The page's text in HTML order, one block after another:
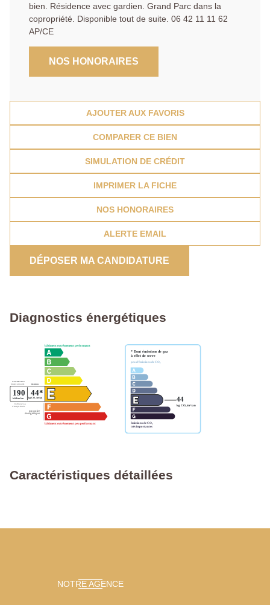
bien. Résidence avec gardien. Grand Parc dans la
copropriété. Disponible tout de suite. 06 42 11 11 62
AP/CE
NOS HONORAIRES
AJOUTER AUX FAVORIS
COMPARER CE BIEN
SIMULATION DE CRÉDIT
IMPRIMER LA FICHE
NOS HONORAIRES
ALERTE EMAIL
DÉPOSER MA CANDIDATURE
Diagnostics énergétiques
Caractéristiques détaillées
NOTRE AGENCE